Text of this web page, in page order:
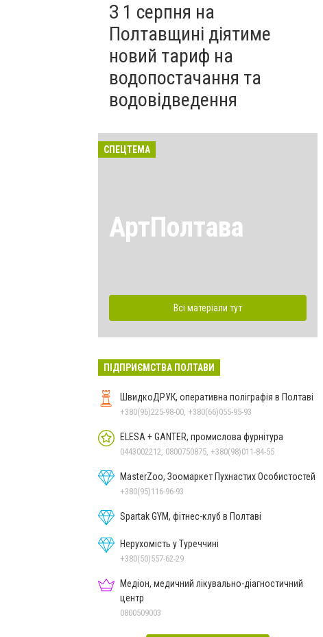
З 1 серпня на
Полтавщині діятиме
новий тариф на
водопостачання та
водовідведення
СПЕЦТЕМА
АртПолтава
Всі матеріали тут
ПІДПРИЄМСТВА ПОЛТАВИ
ШвидкоДРУК, оперативна поліграфія в Полтаві
+380(96)225-98-00, +380(66)055-95-93
ELESA + GANTER, промислова фурнітура
0443002212, 0800750875, +380(98)011-84-55
MasterZoo, Зоомаркет Пухнастих Особистостей
+380(95)116-96-93
Spartak GYM, фітнес-клуб в Полтаві
Нерухомість у Туреччині
+380(50)557-62-29
Медіон, медичний лікувально-діагностичний
центр
0800509003